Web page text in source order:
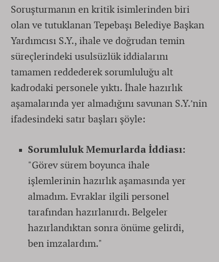
Soruşturmanın en kritik isimlerinden biri
olan ve tutuklanan Tepebaşı Belediye Başkan
Yardımcısı S.Y., ihale ve doğrudan temin
süreçlerindeki usulsüzlük iddialarını
tamamen reddederek sorumluluğu alt
kadrodaki personele yıktı. İhale hazırlık
aşamalarında yer almadığını savunan S.Y.’nin
ifadesindeki satır başları şöyle:
Sorumluluk Memurlarda İddiası:
"Görev sürem boyunca ihale
işlemlerinin hazırlık aşamasında yer
almadım. Evraklar ilgili personel
tarafından hazırlanırdı. Belgeler
hazırlandıktan sonra önüme gelirdi,
ben imzalardım."